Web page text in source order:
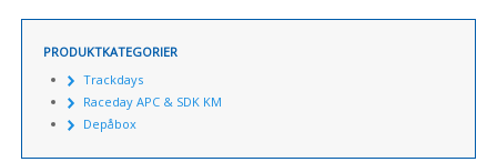
PRODUKTKATEGORIER
Trackdays
Raceday APC & SDK KM
Depåbox